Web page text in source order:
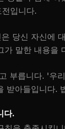
입니다.
당신 자신에
말한 내용을
부릅니다. '우
아들입니다.
다.